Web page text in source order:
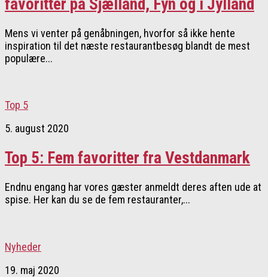
favoritter på Sjælland, Fyn og i Jylland
Mens vi venter på genåbningen, hvorfor så ikke hente
inspiration til det næste restaurantbesøg blandt de mest
populære...
Top 5
5. august 2020
Top 5: Fem favoritter fra Vestdanmark
Endnu engang har vores gæster anmeldt deres aften ude at
spise. Her kan du se de fem restauranter,...
Nyheder
19. maj 2020